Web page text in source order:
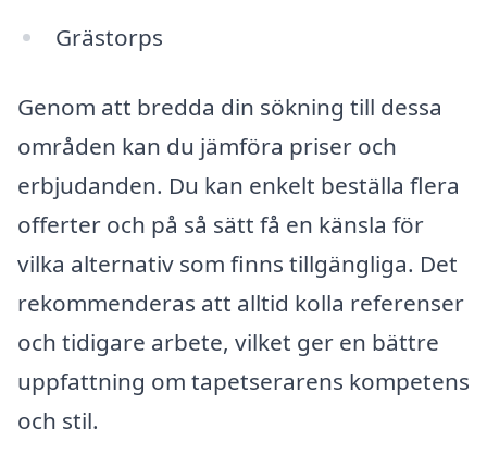
Grästorps
Genom att bredda din sökning till dessa
områden kan du jämföra priser och
erbjudanden. Du kan enkelt beställa flera
offerter och på så sätt få en känsla för
vilka alternativ som finns tillgängliga. Det
rekommenderas att alltid kolla referenser
och tidigare arbete, vilket ger en bättre
uppfattning om tapetserarens kompetens
och stil.